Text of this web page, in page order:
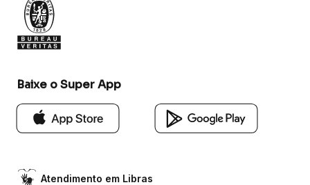
Baixe o Super App
Atendimento em Libras